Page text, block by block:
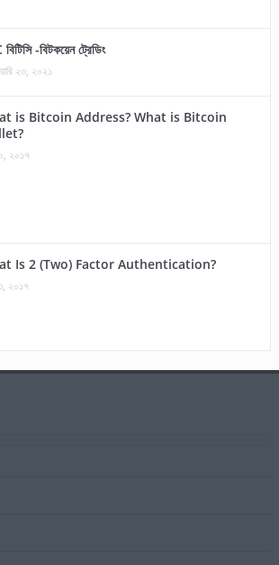
-বিটকয়েন ট্রেডিং
২৩, ২০২১
is Bitcoin Address? What is Bitcoin
২০১৭
Is 2 (Two) Factor Authentication?
২০১৭